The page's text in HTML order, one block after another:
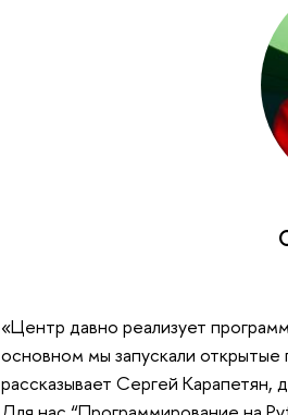
«Центр давно реализует
основном мы запускали
рассказывает Сергей